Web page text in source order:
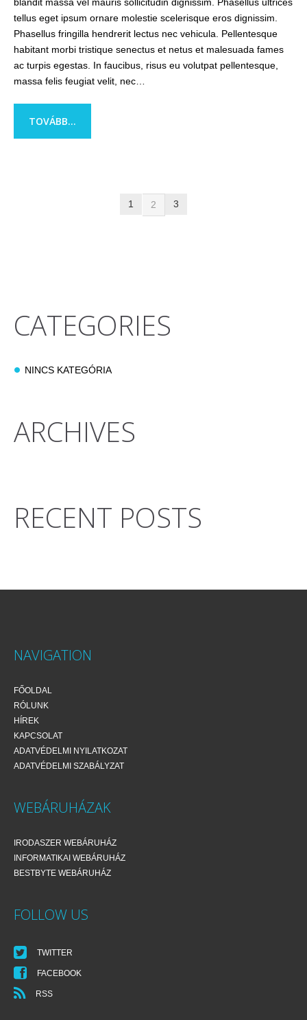
tellus eget ipsum ornare molestie scelerisque eros dignissim.
Phasellus fringilla hendrerit lectus nec vehicula. Pellentesque
habitant morbi tristique senectus et netus et malesuada fames
ac turpis egestas. In faucibus, risus eu volutpat pellentesque,
massa felis feugiat velit, nec…
TOVÁBB...
1 2 3
CATEGORIES
NINCS KATEGÓRIA
ARCHIVES
RECENT POSTS
NAVIGATION
FŐOLDAL
RÓLUNK
HÍREK
KAPCSOLAT
ADATVÉDELMI NYILATKOZAT
ADATVÉDELMI SZABÁLYZAT
WEBÁRUHÁZAK
IRODASZER WEBÁRUHÁZ
INFORMATIKAI WEBÁRUHÁZ
BESTBYTE WEBÁRUHÁZ
FOLLOW US
TWITTER
FACEBOOK
RSS